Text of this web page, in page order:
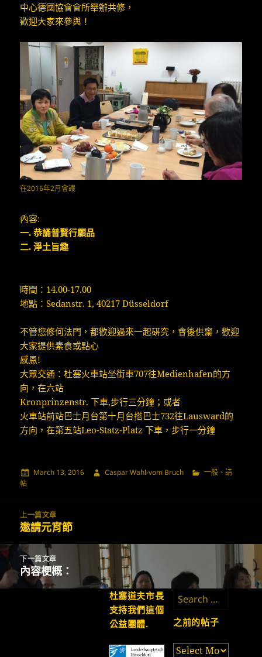
中心德國協會會所舉辦共修，
歡迎大家來參與！
在2016年2月會議
內容:
一. 恭誦普賢行願品
二. 淨土旨趣
時間：14.00-17.00
地點：Sedanstr. 1, 40217 Düsseldorf
不管您修何法門，都歡迎過來一起硏究，會後供齋，歡迎
大家提供素食或點心
感恩!
大眾交通：杜塞火車站坐街車707往Medienhafen的方
向，在六站
Kronprinzenstr. 下車,步行三分鐘；或者
火車站前站巴士月台第十月台搭巴士732往Lausward的
方向，在第五站Leo-Statz-Platz 下車，步行一分鐘
發
March 13, 2016
作
Caspar Wahl-vom Bruch
分
一般、 請
帖
navigation
上一篇文章
上
一
篇
文
章:
邀請元宵節
下一篇文章
下
內容梗概：
Search
之前的帖子
之
杜塞道夫市長
支持我們這個
公益團體.